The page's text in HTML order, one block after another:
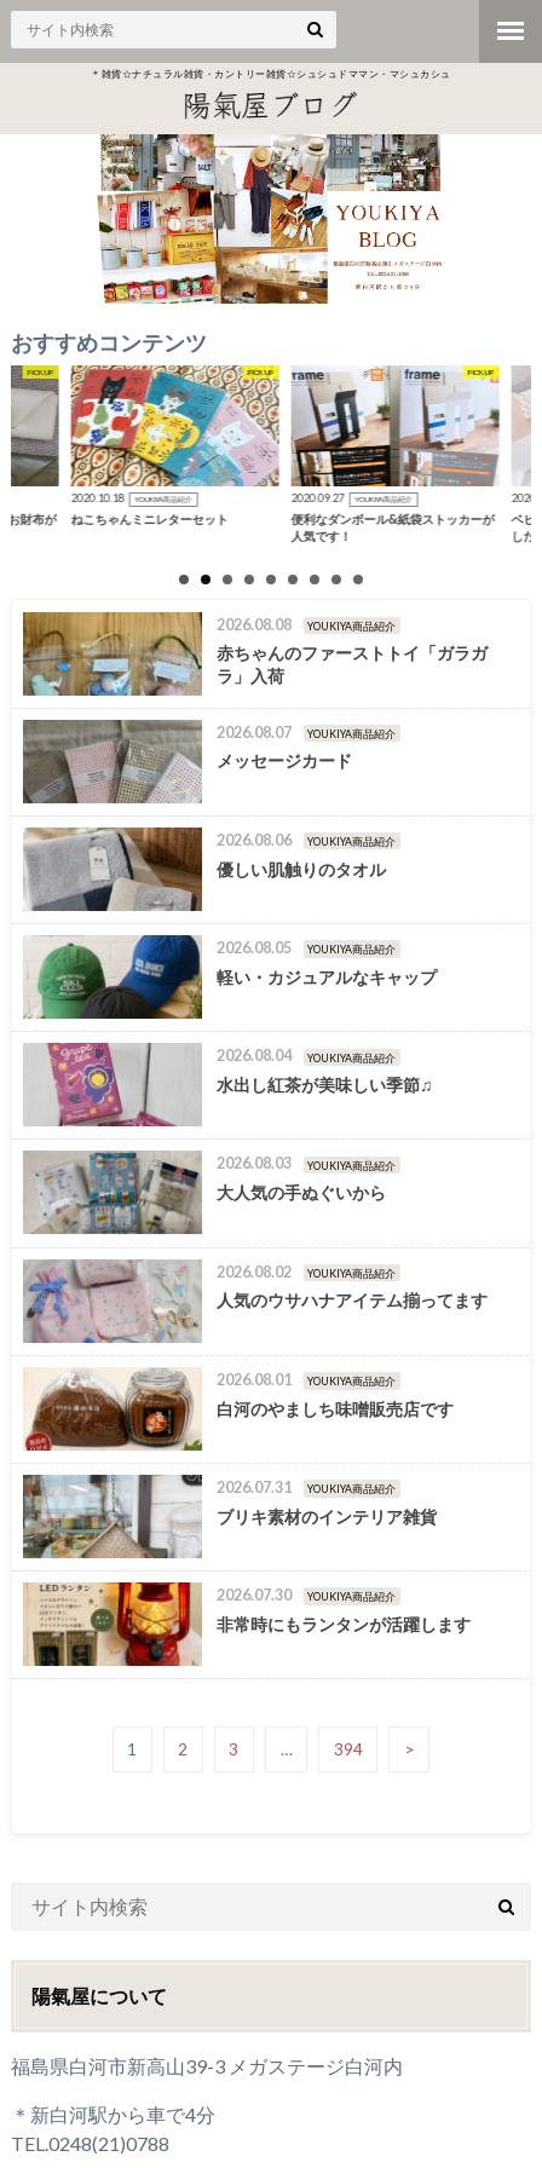
＊雑貨☆ナチュラル雑貨・カントリー雑貨☆シュシュドママン・マシュカシュ
おすすめコンテンツ
PICK UP
YOUKIYA商品紹介
ねこちゃんミニレターセット
PICK UP
YOUKIYA商品紹介
便利なダンボール&紙袋ストッカーが
ベビーミニギフ
2026.08.08 YOUKIYA商品紹介
赤ちゃんのファーストトイ「ガラガ
ラ」入荷
2026.08.07 YOUKIYA商品紹介
メッセージカード
2026.08.06 YOUKIYA商品紹介
優しい肌触りのタオル
2026.08.05 YOUKIYA商品紹介
軽い・カジュアルなキャップ
2026.08.04 YOUKIYA商品紹介
水出し紅茶が美味しい季節♫
2026.08.03 YOUKIYA商品紹介
大人気の手ぬぐいから
2026.08.02 YOUKIYA商品紹介
人気のウサハナアイテム揃ってます
2026.08.01 YOUKIYA商品紹介
白河のやましち味噌販売店です
2026.07.31 YOUKIYA商品紹介
ブリキ素材のインテリア雑貨
2026.07.30 YOUKIYA商品紹介
非常時にもランタンが活躍します
1 2 3 … 394 >
陽氣屋について
福島県白河市新高山39-3 メガステージ白河内
＊新白河駅から車で4分
TEL.0248(21)0788